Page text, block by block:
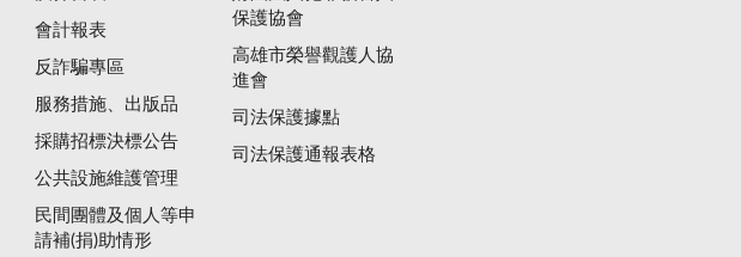
會計報表
反詐騙專區
服務措施、出版品
採購招標決標公告
公共設施維護管理
民間團體及個人等申
請補(捐)助情形
保護協會
高雄市榮譽觀護人協
進會
司法保護據點
司法保護通報表格